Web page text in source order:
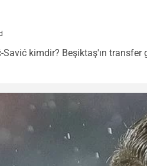
kimdir? Beşiktaş'ın transfer